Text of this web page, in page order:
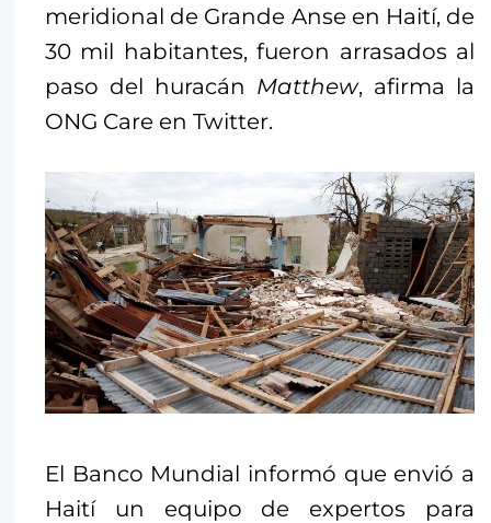
meridional de Grande Anse en Haití, de
30 mil habitantes, fueron arrasados al
paso del huracán Matthew, afirma la
ONG Care en Twitter.
El Banco Mundial informó que envió a
Haití un equipo de expertos para